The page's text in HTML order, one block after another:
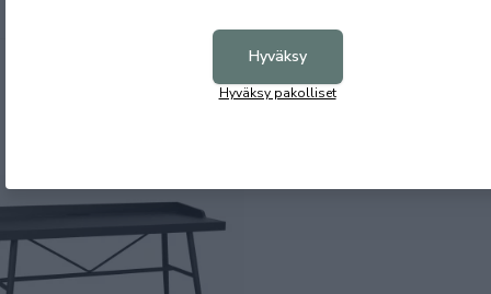
Hyväksy
Hyväksy pakolliset